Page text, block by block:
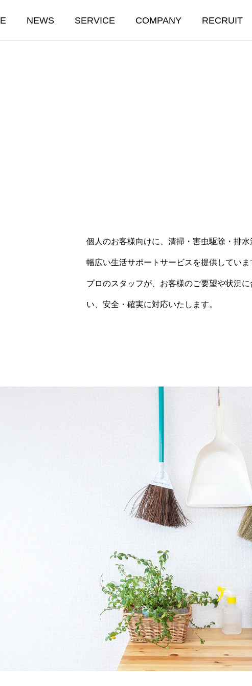
NEWS SERVICE COMPANY RECRUIT
個人のお客様向けに、清掃・害虫駆除・排水
幅広い生活サポートサービスを提供していま
プロのスタッフが、お客様のご要望や状況
い、安全・確実に対応いたします。